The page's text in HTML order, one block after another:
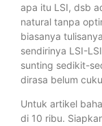
apa itu LSI, dsb
natural tanpa
biasanya
sendirinya LSI-
sunting sedikit-
dirasa belum
Untuk artikel
di 10 ribu.